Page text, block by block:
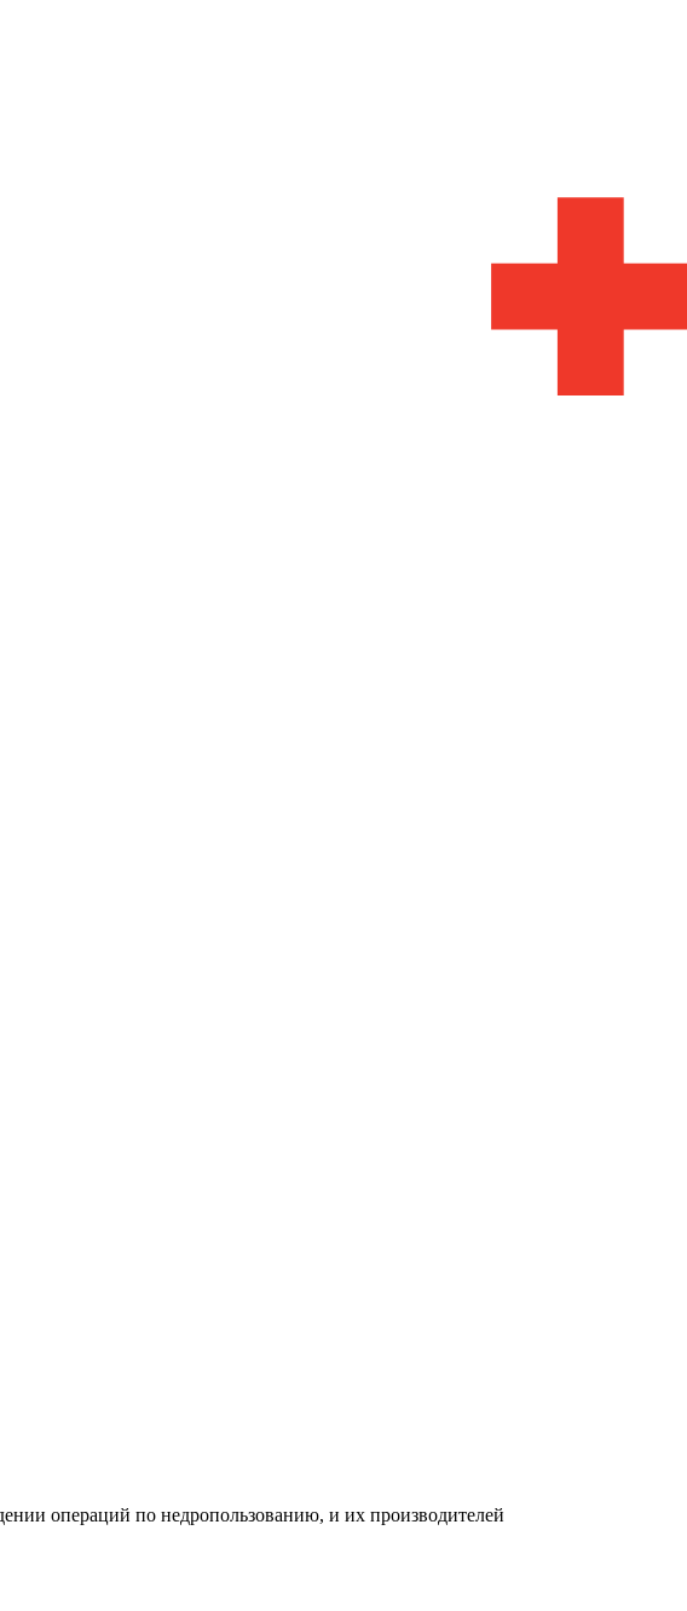
операций по недропользованию, и их производителей